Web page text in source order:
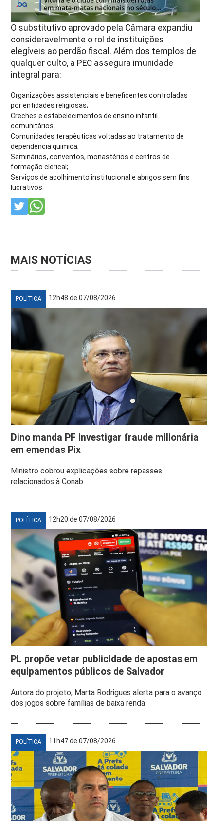
O substitutivo aprovado pela Câmara expandiu
consideravelmente o rol de instituições
elegíveis ao perdão fiscal. Além dos templos de
qualquer culto, a PEC assegura imunidade
integral para:
Organizações assistenciais e beneficentes controladas
por entidades religiosas;
Creches e estabelecimentos de ensino infantil
comunitários;
Comunidades terapêuticas voltadas ao tratamento de
dependência química;
Seminários, conventos, monastérios e centros de
formação clerical;
Serviços de acolhimento institucional e abrigos sem fins
lucrativos.
MAIS NOTÍCIAS
POLÍTICA 12h48 de 07/08/2026
Dino manda PF investigar fraude milionária
em emendas Pix
Ministro cobrou explicações sobre repasses
relacionados à Conab
POLÍTICA 12h20 de 07/08/2026
PL propõe vetar publicidade de apostas em
equipamentos públicos de Salvador
Autora do projeto, Marta Rodrigues alerta para o avanço
dos jogos sobre famílias de baixa renda
POLÍTICA 11h47 de 07/08/2026